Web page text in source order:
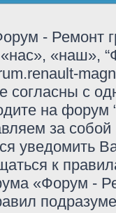
- Ремонт
«наш»,
согласны с
на форум
за
уведомить
к
«Форум -